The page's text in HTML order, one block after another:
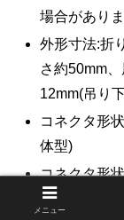
場合があり
外形寸法:折
さ約50mm
12mm(吊り
コネクタ形
体型)
コネクタ形
ソーラーパ
メニュー